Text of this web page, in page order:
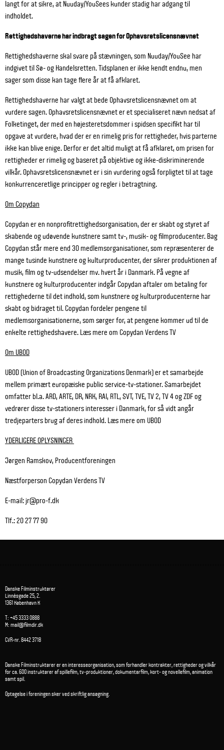
langt for at sikre, at Nuuday/YouSees kunder stadig har adgang til
indholdet.
Rettighedshaverne har indbragt sagen for Ophavsretslicensnævnet
Rettighedshaverne skal svare på stævningen, som Nuuday/YouSee har
indgivet til Sø- og Handelsretten. Tidsplanen er ikke kendt endnu, men
sager som disse kan tage flere år at få afklaret.
Rettighedshaverne har valgt at bede Ophavsretslicensnævnet om at
vurdere sagen. Ophavsretslicensnævnet er et specialiseret nævn nedsat af
Folketinget, der med en højesteretsdommer i spidsen specifikt har til
opgave at vurdere, hvad der er en rimelig pris for rettigheder, hvis parterne
ikke kan blive enige. Derfor er det altid muligt at få afklaret, om prisen for
rettigheder er rimelig og baseret på objektive og ikke-diskriminerende
vilkår. Ophavsretslicensnævnet er i sin vurdering også forpligtet til at tage
konkurrenceretlige principper og regler i betragtning.
Om Copydan
Copydan er en nonprofitrettighedsorganisation, der er skabt og styret af
skabende og udøvende kunstnere samt tv-, musik- og filmproducenter. Bag
Copydan står mere end 30 medlemsorganisationer, som repræsenterer de
mange tusinde kunstnere og kulturproducenter, der sikrer produktionen af
musik, film og tv-udsendelser mv. hvert år i Danmark. På vegne af
kunstnere og kulturproducenter indgår Copydan aftaler om betaling for
rettighederne til det indhold, som kunstnere og kulturproducenterne har
skabt og bidraget til. Copydan fordeler pengene til
medlemsorganisationerne, som sørger for, at pengene kommer ud til de
enkelte rettighedshavere. Læs mere om Copydan Verdens TV
Om UBOD
UBOD (Union of Broadcasting Organizations Denmark) er et samarbejde
mellem primært europæiske public service-tv-stationer. Samarbejdet
omfatter bl.a. ARD, ARTE, DR, NRK, RAI, RTL, SVT, TVE, TV 2, TV 4 og ZDF og
vedrører disse tv-stationers interesser i Danmark, for så vidt angår
tredjeparters brug af deres indhold. Læs mere om UBOD
YDERLIGERE OPLYSNINGER
Jørgen Ramskov, Producentforeningen
Næstforperson Copydan Verdens TV
E-mail: jr@pro-f.dk
Tlf.: 20 27 77 90
Danske Filminstruktører
Linnésgade 25, 2.
1361 København K
T: +45 3333 0888
M: mail@filmdir.dk
CVR-nr. 8442 3718
Danske Filminstruktører er en interesseorganisation, som forhandler kontrakter, rettigheder og vilkår
for ca. 600 instruktører af spillefilm, tv-produktioner, dokumentarfilm, kort- og novellefilm, animation
samt spil.
Optagelse i foreningen sker ved skriftlig ansøgning.